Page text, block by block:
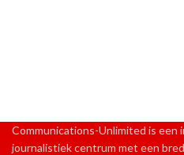
Communications-Unlimited is een
journalistiek centrum met een